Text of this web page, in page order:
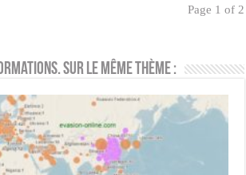
Page 1 of 2
Sur le même thème :